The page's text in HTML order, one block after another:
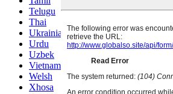
Telugu
Thai
Ukrainian
Urdu
Uzbek
Vietnamese
Welsh
Xhosa